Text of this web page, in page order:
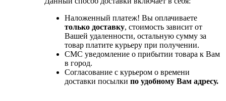
Наложенный платеж! Вы оплачиваете
только доставку, стоимость зависит от
Вашей удаленности, остальную сумму за
товар платите курьеру при получении.
СМС уведомление о прибытии товара к Вам
в город.
Согласование с курьером о времени
доставки посылки по удобному Вам адресу.